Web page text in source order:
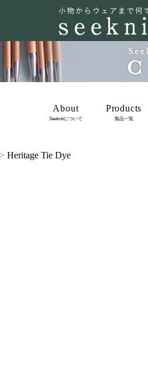
About
Seeknitについて
Products
製品一覧
Heritage Tie Dye